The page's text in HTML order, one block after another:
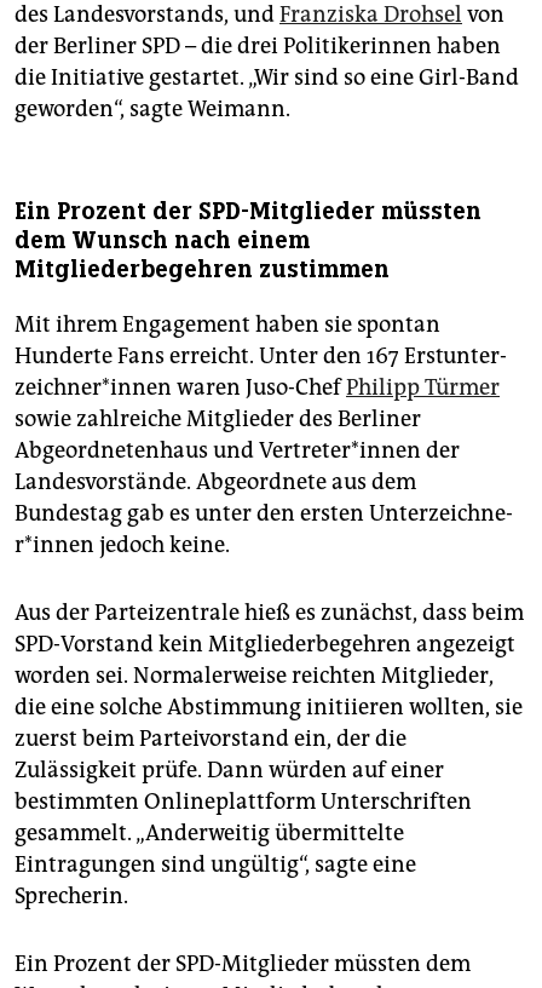
des Landesvorstands, undFranziska Drohsel von
der Berliner SPD – die drei Politikerinnen haben
die Initiative gestartet. „Wir sind so eine Girl-Band
geworden“, sagte Weimann.
Ein Prozent der SPD-Mitglieder müssten
dem Wunsch nach einem
Mitgliederbegehren zustimmen
Mit ihrem Engagement haben sie spontan
Hunderte Fans erreicht. Unter den 167 Erst­un­ter­
zeich­ne­r*in­nen waren Juso-ChefPhilipp Türmer
sowie zahlreiche Mitglieder des Berliner
Abgeordnetenhaus und Ver­tre­te­r*in­nen der
Landesvorstände. Abgeordnete aus dem
Bundestag gab es unter den ersten Un­ter­zeich­ne­
r*in­nen jedoch keine.
Aus der Parteizentrale hieß es zunächst, dass beim
SPD-Vorstand kein Mitgliederbegehren angezeigt
worden sei. Normalerweise reichten Mitglieder,
die eine solche Abstimmung initiieren wollten, sie
zuerst beim Parteivorstand ein, der die
Zulässigkeit prüfe. Dann würden auf einer
bestimmten Onlineplattform Unterschriften
gesammelt. „Anderweitig übermittelte
Eintragungen sind ungültig“, sagte eine
Sprecherin.
Ein Prozent der SPD-Mitglieder müssten dem